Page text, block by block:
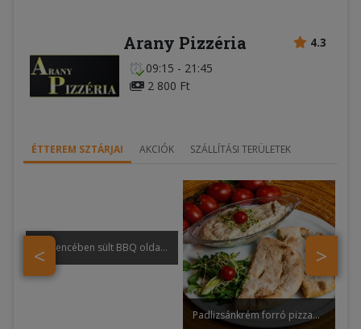
4.3
Arany Pizzéria
09:15 - 21:45
2 800 Ft
ÉTTEREM SZTÁRJAI AKCIÓK SZÁLLÍTÁSI TERÜLETEK
>
< Kemencében sült BBQ oldalas párolt lilakáposztával, burgonyapürével
Padlizsánkrém forró pizzapitával